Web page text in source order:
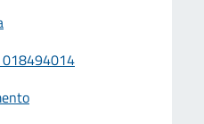
018494014